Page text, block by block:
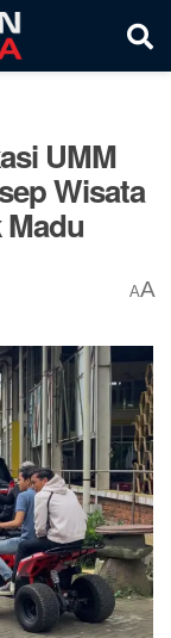
UMM
Wisata
AA